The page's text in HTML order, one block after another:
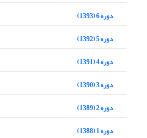
دوره 6 (1393)
دوره 5 (1392)
دوره 4 (1391)
دوره 3 (1390)
دوره 2 (1389)
دوره 1 (1388)